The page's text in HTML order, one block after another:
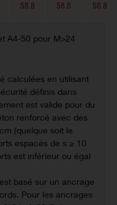
58.8 58.8 58.8
A4-50 pour M>24
calculées en utilisant
définis dans
est valide pour du
renforcé avec des
(quelque soit le
espacés de s ≥ 10
est inférieur ou égal
basé sur un ancrage
Pour les ancrages